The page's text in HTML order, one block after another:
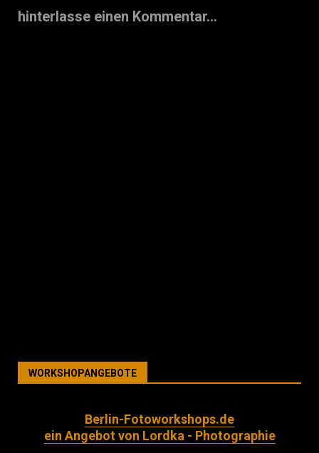
hinterlasse einen Kommentar...
WORKSHOPANGEBOTE
Berlin-Fotoworkshops.de
ein Angebot von Lordka - Photographie